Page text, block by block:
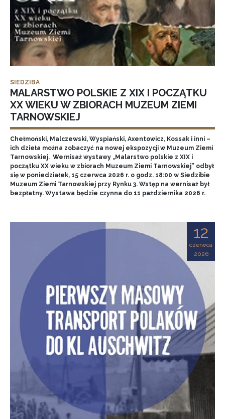
SIEDZIBA
MALARSTWO POLSKIE Z XIX I POCZĄTKU
XX WIEKU W ZBIORACH MUZEUM ZIEMI
TARNOWSKIEJ
Chełmoński, Malczewski, Wyspiański, Axentowicz, Kossak i inni –
ich dzieła można zobaczyć na nowej ekspozycji w Muzeum Ziemi
Tarnowskiej. Wernisaż wystawy „Malarstwo polskie z XIX i
początku XX wieku w zbiorach Muzeum Ziemi Tarnowskiej” odbył
się w poniedziałek, 15 czerwca 2026 r. o godz. 18:00 w Siedzibie
Muzeum Ziemi Tarnowskiej przy Rynku 3. Wstęp na wernisaż był
bezpłatny. Wystawa będzie czynna do 11 października 2026 r.
12
czerwca
2026